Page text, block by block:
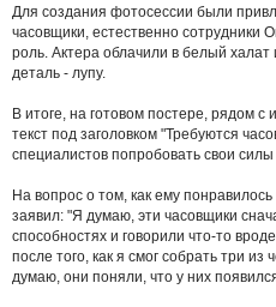
Для создания фотосессии были
часовщики, естественно сотрудники
роль. Актера облачили в белый
деталь - лупу.
В итоге, на готовом постере, рядом
текст под заголовком "Требуются
специалистов попробовать свои
На вопрос о том, как ему
заявил: "Я думаю, эти часовщики
способностях и говорили что-то
после того, как я смог собрать три
думаю, они поняли, что у них